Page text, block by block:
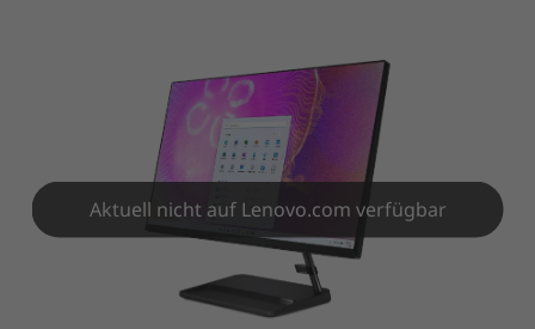
Aktuell nicht auf Lenovo.com verfügbar